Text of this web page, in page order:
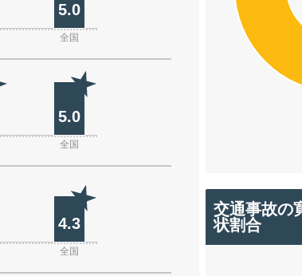
5.0
全国
5.0
全国
4.3
全国
交通事故の
状割合